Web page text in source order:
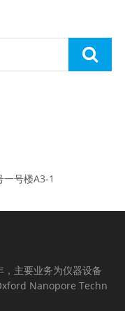
号楼A3-1
主要业务为仪器设备
Nanopore Techn